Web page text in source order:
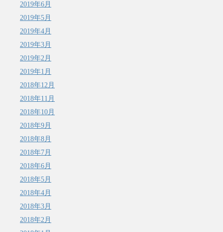
2019年6月
2019年5月
2019年4月
2019年3月
2019年2月
2019年1月
2018年12月
2018年11月
2018年10月
2018年9月
2018年8月
2018年7月
2018年6月
2018年5月
2018年4月
2018年3月
2018年2月